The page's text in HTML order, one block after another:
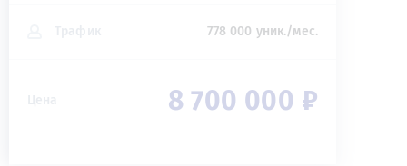
778 000 уник./мес.
8 700 000 ₽